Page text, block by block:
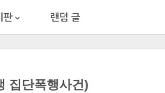
판  랜덤 글
집단폭행사건)